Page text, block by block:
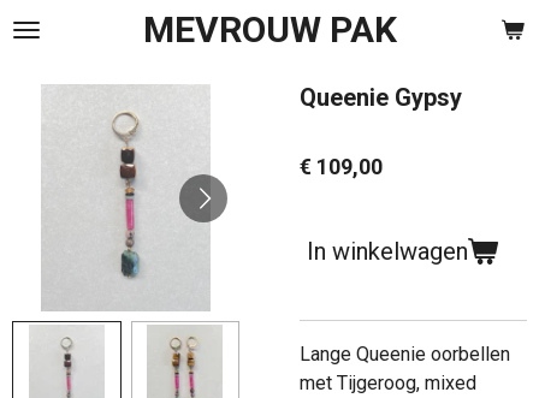
Ga
naar
hoofdinhoud
MEVROUW PAK
Queenie Gypsy
€ 109,00
In winkelwagen
Lange Queenie oorbellen
met Tijgeroog, mixed